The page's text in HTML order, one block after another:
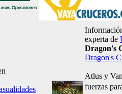
experta de
Dragon's
Dragon's
Atlus y
fuerzas